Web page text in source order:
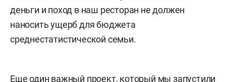
деньги и поход в наш ресторан не должен
наносить ущерб для бюджета
среднестатистической семьи.
Еще один важный проект, который мы запустили